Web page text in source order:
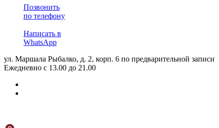
Позвонить
по телефону
Написать в
WhatsApp
ул. Маршала Рыбалко, д. 2, корп. 6 по предварительной записи
Ежедневно с 13.00 до 21.00